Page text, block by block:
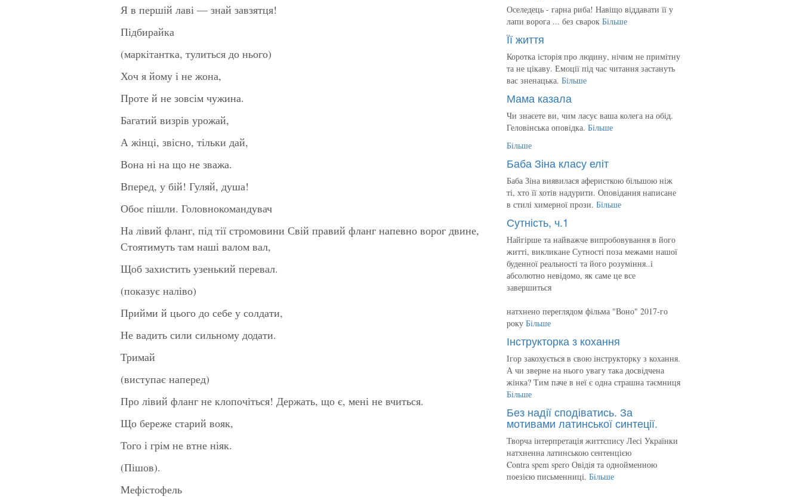
Я в першій лаві — знай завзятця!
Підбирайка
(маркітантка, тулиться до нього)
Хоч я йому і не жона,
Проте й не зовсім чужина.
Багатий визрів урожай,
А жінці, звісно, тільки дай,
Вона ні на що не зважа.
Вперед, у бій! Гуляй, душа!
Обоє пішли. Головнокомандувач
На лівий фланг, під тії стромовини Свій правий фланг напевно ворог двине,
Стоятимуть там наші валом вал,
Щоб захистить узенький перевал.
(показує наліво)
Прийми й цього до себе у солдати,
Не вадить сили сильному додати.
Тримай
(виступає наперед)
Про лівий фланг не клопочіться! Держать, що є, мені не вчиться.
Що береже старий вояк,
Того і грім не втне ніяк.
(Пішов).
Мефістофель
Оселедець - гарна риба! Навіщо віддавати її у
лапи ворога ... без сварок Більше
Її життя
Коротка історія про людину, нічим не примітну
та не цікаву. Емоції під час читання застануть
вас зненацька. Більше
Мама казала
Чи знаєете ви, чим ласує ваша колега на обід.
Геловінська оповідка. Більше
Більше
Баба Зіна класу еліт
Баба Зіна виявилася аферисткою більшою ніж
ті, хто її хотів надурити. Оповідання написане
в стилі химерної прози. Більше
Сутність, ч.1
Найгірше та найважче випробовування в його
житті, викликане Сутності поза межами нашої
буденної реальності та його розуміння..і
абсолютно невідомо, як саме це все
завершиться
натхнено переглядом фільма "Воно" 2017-го
року Більше
Інструкторка з кохання
Ігор закохується в свою інструкторку з кохання.
А чи зверне на нього увагу така досвідчена
жінка? Тим паче в неї є одна страшна таємниця
Більше
Без надії сподіватись. За
мотивами латинської синтеції.
Творча інтерпретація життєпису Лесі Українки
натхненна латинською сентенцією
Contra spem spero Овідія та однойменною
поезією письменниці. Більше